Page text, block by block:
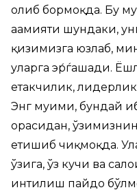
олиб бормоқда. Бу
аҳамияти шундаки,
қизимизга юзлаб,
уларга эр́ѓашади.
етакчилик,
Энг муҳими, бундай
орасидан,
етишиб чиқмоқда.
ўзига, ўз кучи ва
интилиш пайдо